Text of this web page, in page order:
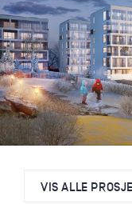
VIS ALLE